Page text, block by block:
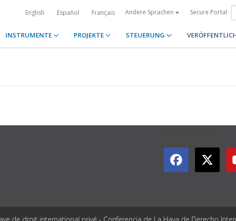
English Español Français Andere Sprachen Secure Portal
INSTRUMENTE PROJEKTE STEUERUNG